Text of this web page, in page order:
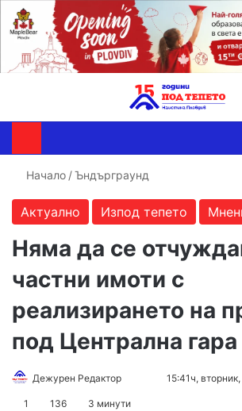
Начало /Ъндърграунд
Актуално Изпод тепето
Няма да се
частни имоти с
реализирането на
под Централна гара
Дежурен Редактор 15:41ч,
1 136 3 минути